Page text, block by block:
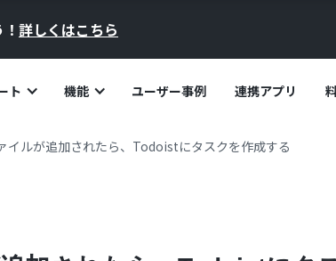
詳しくはこちら
ト 機能 ユーザー事例 連携アプリ
イルが追加されたら、Todoistにタスクを作成する